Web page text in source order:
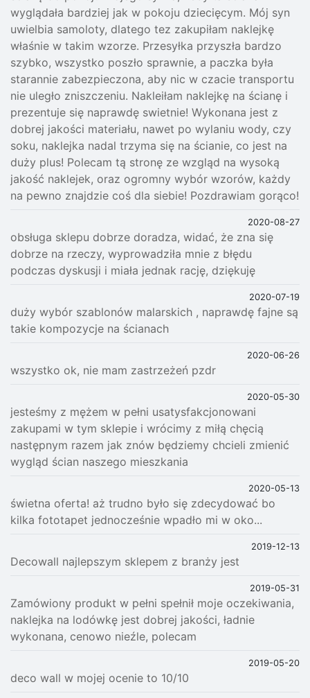
wyglądała bardziej jak w pokoju dziecięcym. Mój syn
uwielbia samoloty, dlatego tez zakupiłam naklejkę
właśnie w takim wzorze. Przesyłka przyszła bardzo
szybko, wszystko poszło sprawnie, a paczka była
starannie zabezpieczona, aby nic w czacie transportu
nie uległo zniszczeniu. Nakleiłam naklejkę na ścianę i
prezentuje się naprawdę swietnie! Wykonana jest z
dobrej jakości materiału, nawet po wylaniu wody, czy
soku, naklejka nadal trzyma się na ścianie, co jest na
duży plus! Polecam tą stronę ze wzgląd na wysoką
jakość naklejek, oraz ogromny wybór wzorów, każdy
na pewno znajdzie coś dla siebie! Pozdrawiam gorąco!
2020-08-27
obsługa sklepu dobrze doradza, widać, że zna się
dobrze na rzeczy, wyprowadziła mnie z błędu
podczas dyskusji i miała jednak rację, dziękuję
2020-07-19
duży wybór szablonów malarskich , naprawdę fajne są
takie kompozycje na ścianach
2020-06-26
wszystko ok, nie mam zastrzeżeń pzdr
2020-05-30
jesteśmy z mężem w pełni usatysfakcjonowani
zakupami w tym sklepie i wrócimy z miłą chęcią
następnym razem jak znów będziemy chcieli zmienić
wygląd ścian naszego mieszkania
2020-05-13
świetna oferta! aż trudno było się zdecydować bo
kilka fototapet jednocześnie wpadło mi w oko...
2019-12-13
Decowall najlepszym sklepem z branży jest
2019-05-31
Zamówiony produkt w pełni spełnił moje oczekiwania,
naklejka na lodówkę jest dobrej jakości, ładnie
wykonana, cenowo nieźle, polecam
2019-05-20
deco wall w mojej ocenie to 10/10